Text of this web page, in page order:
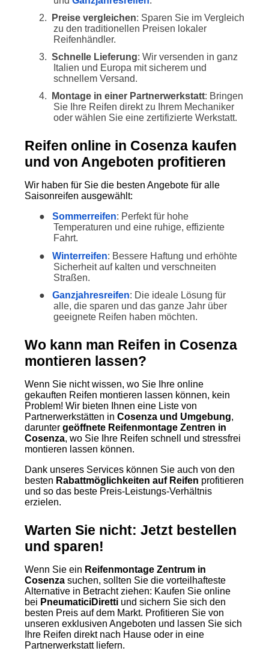
2.
Preise vergleichen: Sparen Sie im Vergleich
zu den traditionellen Preisen lokaler
Reifenhändler.
3. Schnelle Lieferung: Wir versenden in ganz
Italien und Europa mit sicherem und
schnellem Versand.
4.
Montage in einer Partnerwerkstatt: Bringen
Sie Ihre Reifen direkt zu Ihrem Mechaniker
oder wählen Sie eine zertifizierte Werkstatt.
Reifen online in Cosenza kaufen
und von Angeboten profitieren
Wir haben für Sie die besten Angebote für alle
Saisonreifen ausgewählt:
●
Sommerreifen: Perfekt für hohe
Temperaturen und eine ruhige, effiziente
Fahrt.
●
Winterreifen: Bessere Haftung und erhöhte
Sicherheit auf kalten und verschneiten
Straßen.
●
Ganzjahresreifen: Die ideale Lösung für
alle, die sparen und das ganze Jahr über
geeignete Reifen haben möchten.
Wo kann man Reifen in Cosenza
montieren lassen?
Wenn Sie nicht wissen, wo Sie Ihre online
gekauften Reifen montieren lassen können, kein
Problem! Wir bieten Ihnen eine Liste von
Partnerwerkstätten in Cosenza und Umgebung,
darunter geöffnete Reifenmontage Zentren in
Cosenza, wo Sie Ihre Reifen schnell und stressfrei
montieren lassen können.
Dank unseres Services können Sie auch von den
besten Rabattmöglichkeiten auf Reifen profitieren
und so das beste Preis-Leistungs-Verhältnis
erzielen.
Warten Sie nicht: Jetzt bestellen
und sparen!
Wenn Sie ein Reifenmontage Zentrum in
Cosenzasuchen, sollten Sie die vorteilhafteste
Alternative in Betracht ziehen: Kaufen Sie online
bei PneumaticiDirettiund sichern Sie sich den
besten Preis auf dem Markt. Profitieren Sie von
unseren exklusiven Angeboten und lassen Sie sich
Ihre Reifen direkt nach Hause oder in eine
Partnerwerkstatt liefern.